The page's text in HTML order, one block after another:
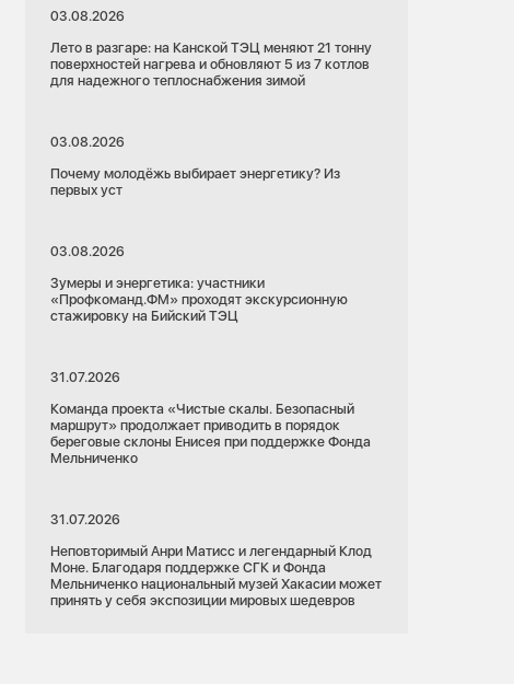
03.08.2026
Лето в разгаре: на Канской ТЭЦ меняют 21 тонну
поверхностей нагрева и обновляют 5 из 7 котлов
для надежного теплоснабжения зимой
03.08.2026
Почему молодёжь выбирает энергетику? Из
первых уст
03.08.2026
Зумеры и энергетика: участники
«Профкоманд.ФМ» проходят экскурсионную
стажировку на Бийский ТЭЦ
31.07.2026
Команда проекта «Чистые скалы. Безопасный
маршрут» продолжает приводить в порядок
береговые склоны Енисея при поддержке Фонда
Мельниченко
31.07.2026
Неповторимый Анри Матисс и легендарный Клод
Моне. Благодаря поддержке СГК и Фонда
Мельниченко национальный музей Хакасии может
принять у себя экспозиции мировых шедевров